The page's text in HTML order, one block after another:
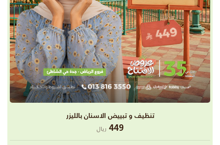
تنظيف و تبييض الاسنان بالليزر
449 ريال